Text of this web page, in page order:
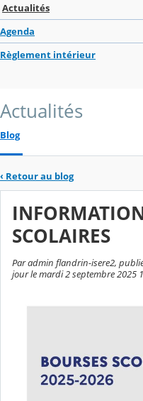
Actualités
Agenda
Règlement intérieur
Actualités
Blog
‹ Retour au blog
SCOLAIRES
Par admin flandrin-isere2,
jour le mardi 2 septembre 2025